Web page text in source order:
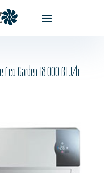
Eco Garden 18.000 BTU/h